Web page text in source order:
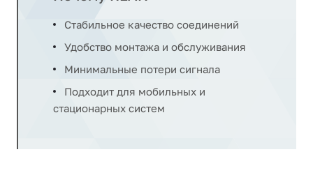
Стабильное качество соединений
Удобство монтажа и обслуживания
Минимальные потери сигнала
Подходит для мобильных и
стационарных систем